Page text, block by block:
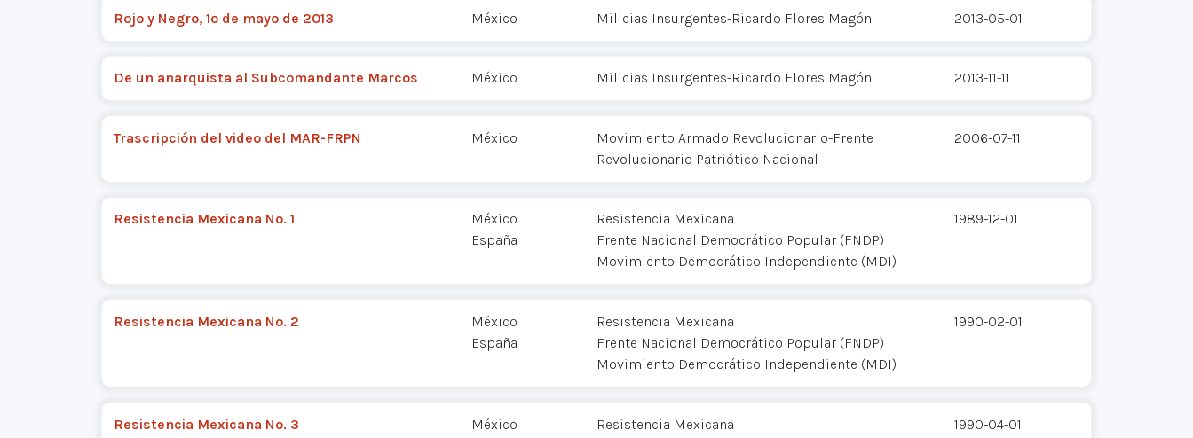
Rojo y Negro, 1º de mayo de 2013 México Milicias Insurgentes-Ricardo Flores Magón 2013-05-01
De un anarquista al Subcomandante Marcos México Milicias Insurgentes-Ricardo Flores Magón 2013-11-11
Trascripción del video del MAR-FRPN México
Movimiento Armado Revolucionario-Frente
Revolucionario Patriótico Nacional
2006-07-11
Resistencia Mexicana No. 1
México
España
Resistencia Mexicana
Frente Nacional Democrático Popular (FNDP)
Movimiento Democrático Independiente (MDI)
1989-12-01
Resistencia Mexicana No. 2
México
España
Resistencia Mexicana
Frente Nacional Democrático Popular (FNDP)
Movimiento Democrático Independiente (MDI)
1990-02-01
Resistencia Mexicana No. 3
México
Resistencia Mexicana
1990-04-01